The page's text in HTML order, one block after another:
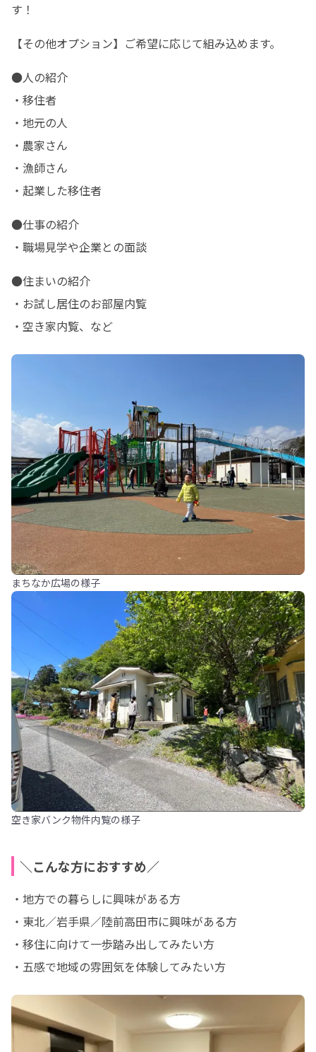
す！
【その他オプション】ご希望に応じて組み込めます。
●人の紹介
・移住者
・地元の人
・農家さん
・漁師さん
・起業した移住者
●仕事の紹介
・職場見学や企業との面談
●住まいの紹介
・お試し居住のお部屋内覧
・空き家内覧、など
まちなか広場の様子
空き家バンク物件内覧の様子
＼こんな方におすすめ／
・地方での暮らしに興味がある方
・東北／岩手県／陸前高田市に興味がある方
・移住に向けて一歩踏み出してみたい方
・五感で地域の雰囲気を体験してみたい方